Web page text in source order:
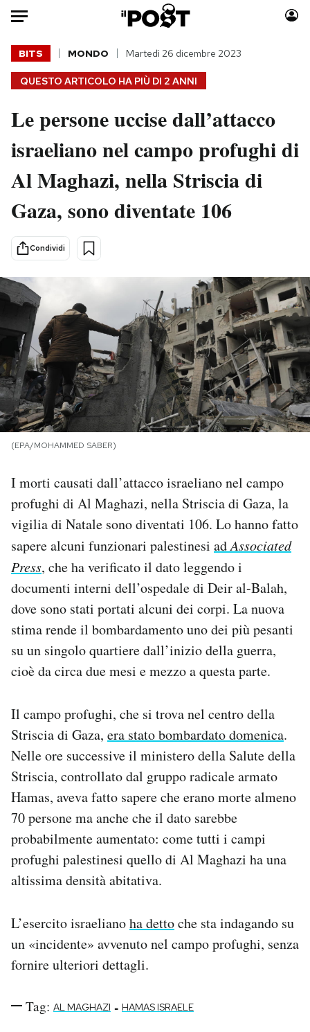
Auto
HOME
Italia
Politica
Tecnologia
Internet
Scienza
Cultura
Economia
Moda
Consumismi
Storie/Idee
Media
Mondiali calcio 2026
PODCAST
NEWSLETTER
I MIEI PREFERITI
CALENDARIO
AREA PERSONALE
Area Personale
Newsletter
Notifiche mobile
Regala il Post
Hai bisogno di aiuto?
QUESTO ARTICOLO HA PIÙ DI 2 ANNI
BITS MONDO Martedì 26 dicembre 2023
Le persone uccise dall’attacco
israeliano nel campo profughi di
Al Maghazi, nella Striscia di
Gaza, sono diventate 106
Condividi
(EPA/MOHAMMED SABER)
I morti causati dall’attacco israeliano nel campo
profughi di Al Maghazi, nella Striscia di Gaza, la
vigilia di Natale sono diventati 106. Lo hanno fatto
sapere alcuni funzionari palestinesi adAssociated
Press, che ha verificato il dato leggendo i
documenti interni dell’ospedale di Deir al-Balah,
dove sono stati portati alcuni dei corpi. La nuova
stima rende il bombardamento uno dei più pesanti
su un singolo quartiere dall’inizio della guerra,
cioè da circa due mesi e mezzo a questa parte.
Il campo profughi, che si trova nel centro della
Striscia di Gaza, era stato bombardato domenica.
Nelle ore successive il ministero della Salute della
Striscia, controllato dal gruppo radicale armato
Hamas, aveva fatto sapere che erano morte almeno
70 persone ma anche che il dato sarebbe
probabilmente aumentato: come tutti i campi
profughi palestinesi quello di Al Maghazi ha una
altissima densità abitativa.
L’esercito israelianoha dettoche sta indagando su
un «incidente» avvenuto nel campo profughi, senza
fornire ulteriori dettagli.
Tag: AL MAGHAZI - HAMAS ISRAELE